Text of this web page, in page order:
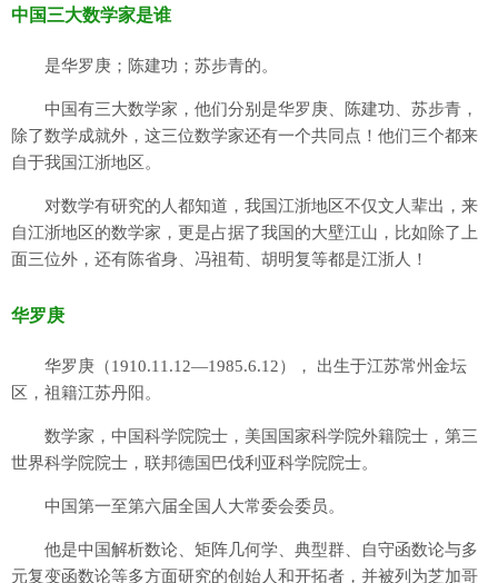
中国三大数学家是谁
是华罗庚；陈建功；苏步青的。
中国有三大数学家，他们分别是华罗庚、陈建功、苏步青，
除了数学成就外，这三位数学家还有一个共同点！他们三个都来
自于我国江浙地区。
对数学有研究的人都知道，我国江浙地区不仅文人辈出，来
自江浙地区的数学家，更是占据了我国的大壁江山，比如除了上
面三位外，还有陈省身、冯祖荀、胡明复等都是江浙人！
华罗庚
华罗庚（1910.11.12—1985.6.12）， 出生于江苏常州金坛
区，祖籍江苏丹阳。
数学家，中国科学院院士，美国国家科学院外籍院士，第三
世界科学院院士，联邦德国巴伐利亚科学院院士。
中国第一至第六届全国人大常委会委员。
他是中国解析数论、矩阵几何学、典型群、自守函数论与多
元复变函数论等多方面研究的创始人和开拓者，并被列为芝加哥